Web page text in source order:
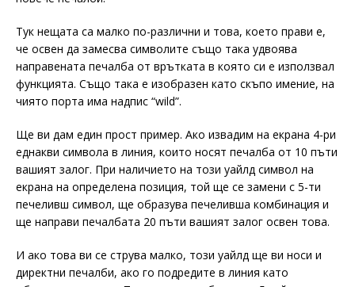
Тук нещата са малко по-различни и това, което прави е,
че освен да замесва символите също така удвоява
направената печалба от врътката в която си е използвал
функцията. Също така е изобразен като скъпо имение, на
чиято порта има надпис “wild”.
Ще ви дам един прост пример. Ако извадим на екрана 4-ри
еднакви символа в линия, които носят печалба от 10 пъти
вашият залог. При наличието на този уайлд символ на
екрана на определена позиция, той ще се замени с 5-ти
печеливш символ, ще образува печеливша комбинация и
ще направи печалбата 20 пъти вашият залог освен това.
И ако това ви се струва малко, този уайлд ще ви носи и
директни печалби, ако го подредите в линия като